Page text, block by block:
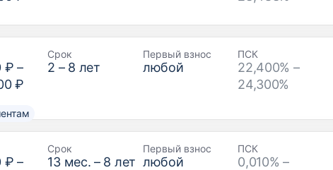
₽ –
₽
Срок
2 – 8 лет
Первый взнос
любой
ПСК
22,400% –
24,300%
₽ –
Срок
13мес. – 8 лет
Первый взнос
любой
ПСК
0,010% –